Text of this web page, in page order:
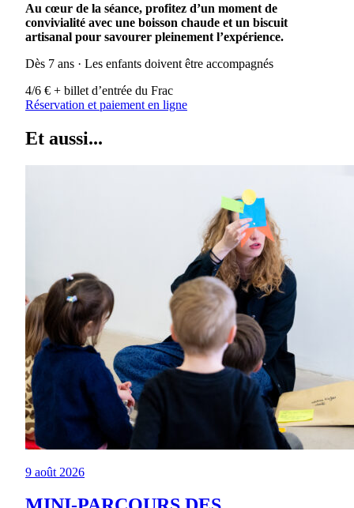
Au cœur de la séance, profitez d’un moment de
convivialité avec une boisson chaude et un biscuit
artisanal pour savourer pleinement l’expérience.
Dès 7 ans · Les enfants doivent être accompagnés
4/6 € + billet d’entrée du Frac
Réservation et paiement en ligne
Et aussi...
9 août 2026